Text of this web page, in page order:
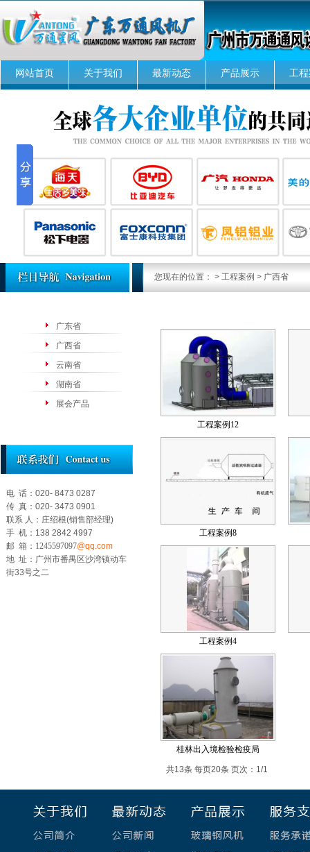
网站首页 关于我们 最新动态 产品展示 工
电 话：020- 8473 0287
传 真：020- 3473 0901
联系 人：庄绍根(销售部经理)
手 机：138 2842 4997
邮 箱： 1245597097@qq.com
地 址：广州市番禺区沙湾镇动车
街33号之二
您现在的位置： > 工程案例 > 广西省
工程案例12
工程案例8
工程案例4
桂林出入境检验检疫局
共13条 每页20条 页次：1/1
广东省
广西省
云南省
湖南省
展会产品